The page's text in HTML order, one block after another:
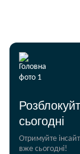
сьогодні
Отримуйте
вже сьогодні!